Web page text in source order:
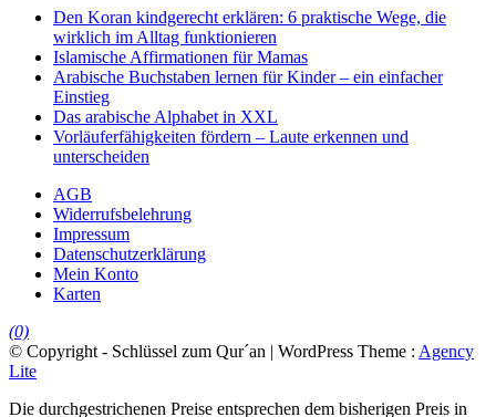
Den Koran kindgerecht erklären: 6 praktische Wege, die
wirklich im Alltag funktionieren
Islamische Affirmationen für Mamas
Arabische Buchstaben lernen für Kinder – ein einfacher
Einstieg
Das arabische Alphabet in XXL
Vorläuferfähigkeiten fördern – Laute erkennen und
unterscheiden
AGB
Widerrufsbelehrung
Impressum
Datenschutzerklärung
Mein Konto
Karten
(0)
© Copyright - Schlüssel zum Qur´an | WordPress Theme : Agency
Lite
Die durchgestrichenen Preise entsprechen dem bisherigen Preis in